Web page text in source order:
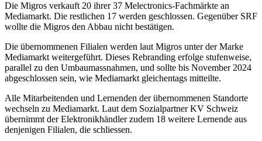
Die Migros verkauft 20 ihrer 37 Melectronics-Fachmärkte an
Mediamarkt. Die restlichen 17 werden geschlossen. Gegenüber SRF
wollte die Migros den Abbau nicht bestätigen.
Die übernommenen Filialen werden laut Migros unter der Marke
Mediamarkt weitergeführt. Dieses Rebranding erfolge stufenweise,
parallel zu den Umbaumassnahmen, und sollte bis November 2024
abgeschlossen sein, wie Mediamarkt gleichentags mitteilte.
Alle Mitarbeitenden und Lernenden der übernommenen Standorte
wechseln zu Mediamarkt. Laut dem Sozialpartner KV Schweiz
übernimmt der Elektronikhändler zudem 18 weitere Lernende aus
denjenigen Filialen, die schliessen.